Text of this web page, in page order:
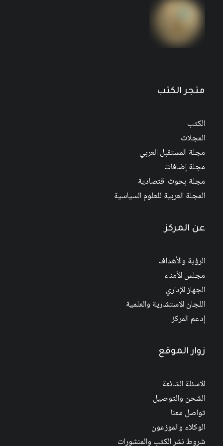
متجر الكتب
الكتب
المجلات
مجلة المستقبل العربي
مجلة إضافات
مجلة بحوث اقتصادية
المجلة العربية للعلوم السياسية
عن المركز
الرؤية والأهداف
مجلس الأمناء
الجهاز الإداري
اللجان الاستشارية والعلمية
إدعم المركز
زوار الموقع
الاسئلة الشائعة
الشحن والتوصيل
تواصل معنا
الوكلاء والموزعون
شروط نشر الكتب والمنشورات